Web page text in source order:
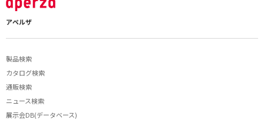
アペルザ
製品検索
カタログ検索
通販検索
ニュース検索
展示会DB(データベース)